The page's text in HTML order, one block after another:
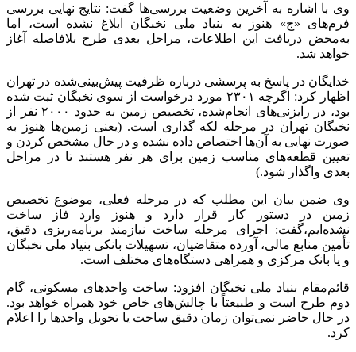
وی با اشاره به آخرین وضعیت بررسی‌ها گفت: نتایج نهایی بررسی
فرم‌های «ج» هنوز به بنیاد ملی نخبگان ابلاغ نشده است، اما
به‌محض دریافت این اطلاعات، مراحل بعدی طرح بلافاصله آغاز
خواهد شد.
خدایگان در پاسخ به پرسشی درباره ظرفیت پیش‌بینی‌شده در تهران
اظهار کرد: اگرچه ۲۳۰۱ مورد درخواست از سوی نخبگان ثبت شده
بود، در رایزنی‌های انجام‌شده، تخصیص زمین به حدود ۲۰۰۰ نفر از
نخبگان تهران در مرحله لکه گذاری است. (یعنی زمین‌ها هنوز به
صورت نهایی به آن‌ها اختصاص داده نشده و در حال مشخص کردن و
تعیین قطعه‌های مناسب زمین برای هر نفر هستند تا در مراحل
بعدی واگذار شود.)
وی ضمن بیان این مطلب که در مرحله فعلی، موضوع تخصیص
زمین در دستور کار قرار دارد و هنوز وارد فاز ساخت
نشده‌ایم،گفت: اجرای مرحله ساخت نیازمند برنامه‌ریزی دقیق،
تأمین منابع مالی، آورده متقاضیان، تسهیلات بانکی بنیاد ملی نخبگان
و یا بانک مرکزی و همراهی دستگاه‌های مختلف است.
قائم‌مقام بنیاد ملی نخبگان افزود: ساخت واحدهای مسکونی، گام
دوم طرح است و طبیعتاً با چالش‌های خاص خود همراه خواهد بود.
در حال حاضر نمی‌توان زمان دقیق ساخت یا تحویل واحدها را اعلام
کرد.